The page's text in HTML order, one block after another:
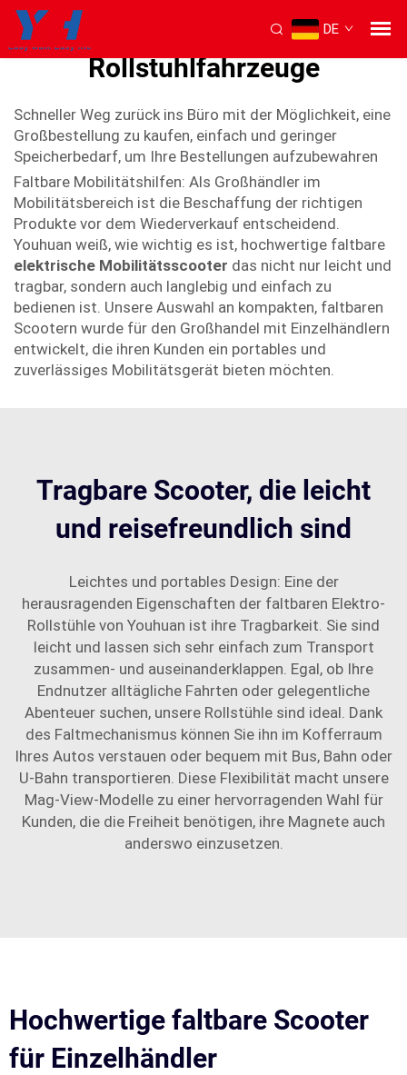
DE
Leichtgewichts-konstruierte
Rollstuhlfahrzeuge
Schneller Weg zurück ins Büro mit der Möglichkeit, eine
Großbestellung zu kaufen, einfach und geringer
Speicherbedarf, um Ihre Bestellungen aufzubewahren
Faltbare Mobilitätshilfen: Als Großhändler im
Mobilitätsbereich ist die Beschaffung der richtigen
Produkte vor dem Wiederverkauf entscheidend.
Youhuan weiß, wie wichtig es ist, hochwertige faltbare
elektrische Mobilitätsscooter das nicht nur leicht und
tragbar, sondern auch langlebig und einfach zu
bedienen ist. Unsere Auswahl an kompakten, faltbaren
Scootern wurde für den Großhandel mit Einzelhändlern
entwickelt, die ihren Kunden ein portables und
zuverlässiges Mobilitätsgerät bieten möchten.
Tragbare Scooter, die leicht
und reisefreundlich sind
Leichtes und portables Design: Eine der
herausragenden Eigenschaften der faltbaren Elektro-
Rollstühle von Youhuan ist ihre Tragbarkeit. Sie sind
leicht und lassen sich sehr einfach zum Transport
zusammen- und auseinanderklappen. Egal, ob Ihre
Endnutzer alltägliche Fahrten oder gelegentliche
Abenteuer suchen, unsere Rollstühle sind ideal. Dank
des Faltmechanismus können Sie ihn im Kofferraum
Ihres Autos verstauen oder bequem mit Bus, Bahn oder
U-Bahn transportieren. Diese Flexibilität macht unsere
Mag-View-Modelle zu einer hervorragenden Wahl für
Kunden, die die Freiheit benötigen, ihre Magnete auch
anderswo einzusetzen.
Hochwertige faltbare Scooter
für Einzelhändler